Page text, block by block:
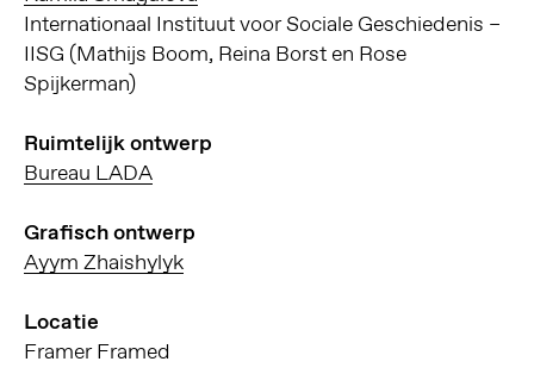
Internationaal Instituut voor Sociale Geschiedenis –
IISG (Mathijs Boom, Reina Borst en Rose
Spijkerman)
Ruimtelijk ontwerp
Bureau LADA
Grafisch ontwerp
Ayym Zhaishylyk
Locatie
Framer Framed